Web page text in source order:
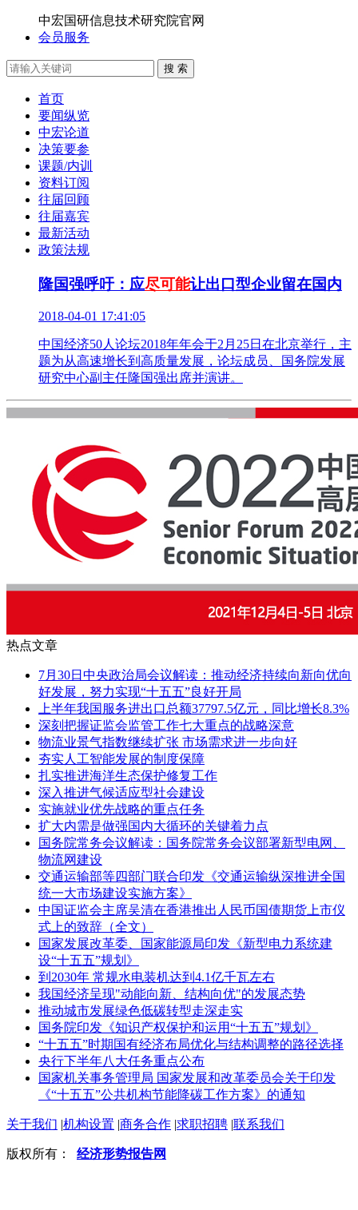
中宏国研信息技术研究院官网
会员服务
搜 索
首页
要闻纵览
中宏论道
决策要参
课题/内训
资料订阅
往届回顾
往届嘉宾
最新活动
政策法规
隆国强呼吁：应尽可能让出口型企业留在国内
2018-04-01 17:41:05
中国经济50人论坛2018年年会于2月25日在北京举行，主
题为从高速增长到高质量发展，论坛成员、国务院发展
研究中心副主任隆国强出席并演讲。
热点文章
7月30日中央政治局会议解读：推动经济持续向新向优向
好发展，努力实现“十五五”良好开局
上半年我国服务进出口总额37797.5亿元，同比增长8.3%
深刻把握证监会监管工作七大重点的战略深意
物流业景气指数继续扩张 市场需求进一步向好
夯实人工智能发展的制度保障
扎实推进海洋生态保护修复工作
深入推进气候适应型社会建设
实施就业优先战略的重点任务
扩大内需是做强国内大循环的关键着力点
国务院常务会议解读：国务院常务会议部署新型电网、
物流网建设
交通运输部等四部门联合印发《交通运输纵深推进全国
统一大市场建设实施方案》
中国证监会主席吴清在香港推出人民币国债期货上市仪
式上的致辞（全文）
国家发展改革委、国家能源局印发《新型电力系统建
设“十五五”规划》
到2030年 常规水电装机达到4.1亿千瓦左右
我国经济呈现"动能向新、结构向优"的发展态势
推动城市发展绿色低碳转型走深走实
国务院印发《知识产权保护和运用“十五五”规划》
“十五五”时期国有经济布局优化与结构调整的路径选择
央行下半年八大任务重点公布
国家机关事务管理局 国家发展和改革委员会关于印发
《“十五五”公共机构节能降碳工作方案》的通知
关于我们 |机构设置 |商务合作 |求职招聘 |联系我们
版权所有： 经济形势报告网